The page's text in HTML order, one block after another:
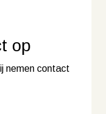
op
nemen contact